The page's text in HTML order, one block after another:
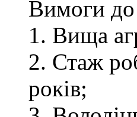
Вимоги до
1. Вища
2. Стаж
років;